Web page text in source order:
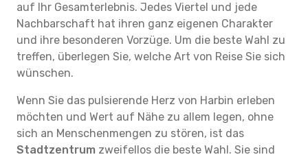
auf Ihr Gesamterlebnis. Jedes Viertel und jede
Nachbarschaft hat ihren ganz eigenen Charakter
und ihre besonderen Vorzüge. Um die beste Wahl zu
treffen, überlegen Sie, welche Art von Reise Sie sich
wünschen.
Wenn Sie das pulsierende Herz von Harbin erleben
möchten und Wert auf Nähe zu allem legen, ohne
sich an Menschenmengen zu stören, ist das
Stadtzentrum zweifellos die beste Wahl. Sie sind